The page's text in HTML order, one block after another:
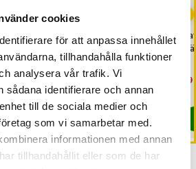
cookies
för att anpassa innehållet
tillhandahålla funktioner
analysera vår trafik. Vi
sådana identifierare och annan
till de sociala medier och
som vi samarbetar med.
informationen med annan
tillhandahållit eller som de har
vardagar
Snabbladdare 20W USB-
C till Iphone 15, 16,
Samsung & Google + Kabel
Nuvarande pris:
99 krTidigare pris:169 kr
99 kr 169 kr
I lager, levereras inom 1-2 vardagar
Köp